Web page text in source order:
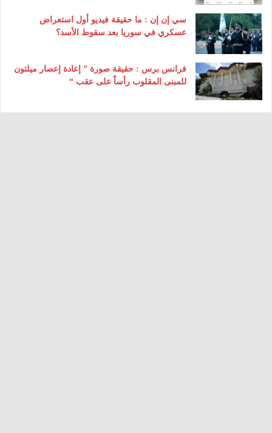
سي إن إن : ما حقيقة فيديو أول استعراض
عسكري في سوريا بعد سقوط الأسد؟
فرانس برس : حقيقة صورة ” إعادة إعصار ميلتون
للمبنى المقلوب رأساً على عقب “